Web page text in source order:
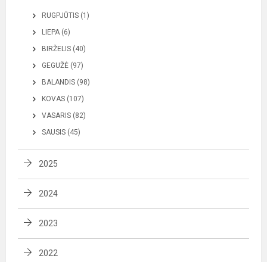
RUGPJŪTIS (1)
LIEPA (6)
BIRŽELIS (40)
GEGUŽĖ (97)
BALANDIS (98)
KOVAS (107)
VASARIS (82)
SAUSIS (45)
2025
2024
2023
2022